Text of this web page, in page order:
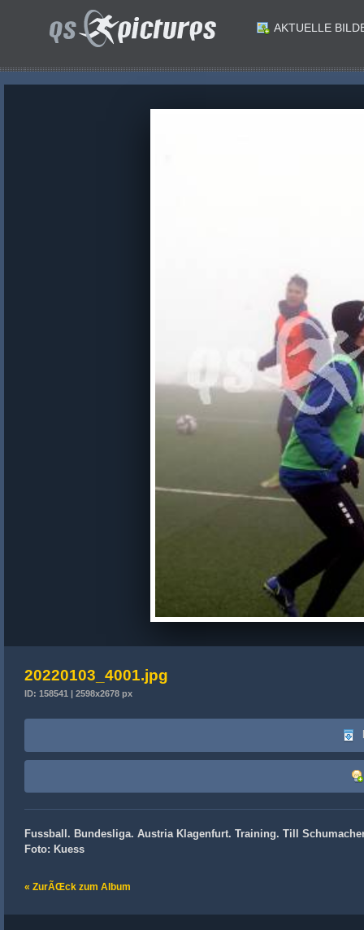
AKTUELLE
20220103_4001.jpg
ID: 158541 | 2598x2678 px
Fussball. Bundesliga. Austria Klagenfurt. Training. Till
Foto: Kuess
« ZurÃŒck zum Album